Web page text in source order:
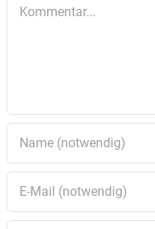
 Möglichkeiten
sinnvoll?
Der Referent, Hans
anerkannter Experte
vermittelt
Wärmeenergie und